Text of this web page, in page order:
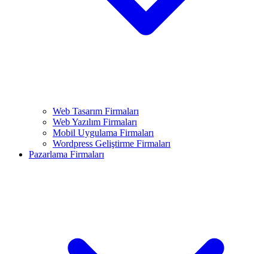
Web Tasarım Firmaları
Web Yazılım Firmaları
Mobil Uygulama Firmaları
Wordpress Geliştirme Firmaları
Pazarlama Firmaları